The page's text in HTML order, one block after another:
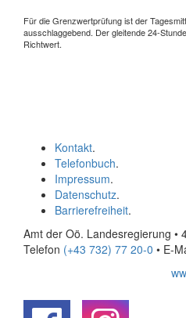
Für die Grenzwertprüfung ist der
ausschlaggebend. Der gleitende 24-
Richtwert.
Kontakt.
Telefonbuch.
Impressum.
Datenschutz.
Barrierefreiheit.
Amt der Oö. Landesregierung •
Telefon (+43 732) 77 20-0 • E-